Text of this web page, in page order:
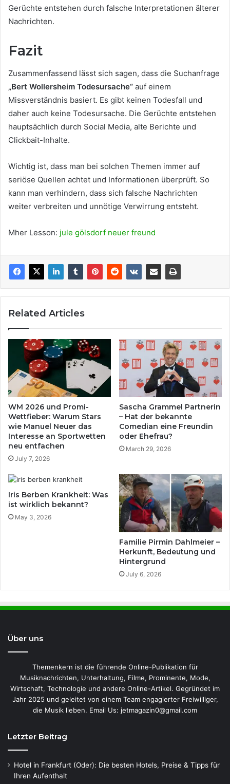
Gerüchte entstehen durch falsche Interpretationen älterer
Nachrichten.
Fazit
Zusammenfassend lässt sich sagen, dass die Suchanfrage
„Bert Wollersheim Todesursache“ auf einem
Missverständnis basiert. Es gibt keinen Todesfall und
daher auch keine Todesursache. Die Gerüchte entstehen
hauptsächlich durch Social Media, alte Berichte und
Clickbait-Inhalte.
Wichtig ist, dass man bei solchen Themen immer auf
seriöse Quellen achtet und Informationen überprüft. So
kann man verhindern, dass sich falsche Nachrichten
weiter verbreiten und unnötige Verwirrung entsteht.
Mher Lesson: jule gölsdorf neuer freund
Related Articles
WM 2026 und Promi-
Wettfieber: Warum Stars
wie Manuel Neuer das
Interesse an Sportwetten
neu entfachen
July 7, 2026
Sascha Grammel Partnerin
– Hat der bekannte
Comedian eine Freundin
oder Ehefrau?
March 29, 2026
Iris Berben Krankheit: Was
ist wirklich bekannt?
May 3, 2026
Familie Pirmin Dahlmeier –
Herkunft, Bedeutung und
Hintergrund
July 6, 2026
Über uns
Themenkern ist die führende Online-Publikation für
Musiknachrichten, Unterhaltung, Filme, Prominente, Mode,
Wirtschaft, Technologie und andere Online-Artikel. Gegründet im
Jahr 2025 und geleitet von einem Team engagierter Freiwilliger,
die Musik lieben. Email Us: jetmagazin0@gmail.com
Letzter Beitrag
Hotel in Frankfurt (Oder): Die besten Hotels, Preise & Tipps für
Ihren Aufenthalt